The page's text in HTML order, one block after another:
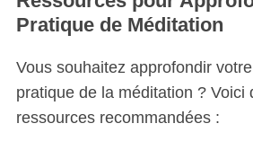
Pratique de Méditation
Vous souhaitez approfondir
pratique de la méditation ? Voici
ressources recommandées :